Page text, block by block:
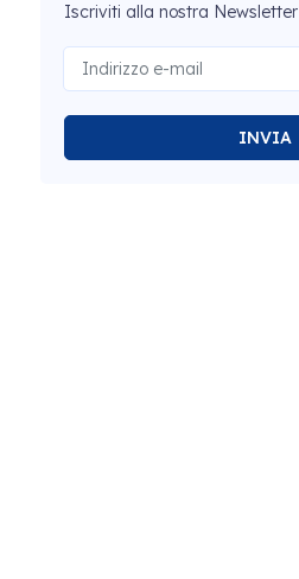
Iscriviti alla nostra Newsletter
INVIA